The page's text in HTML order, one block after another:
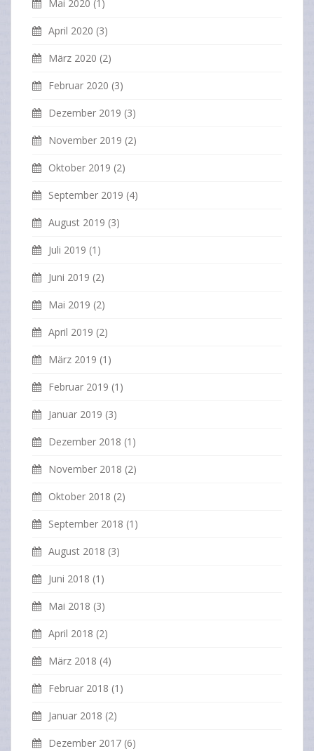
Mai 2020 (1)
April 2020 (3)
März 2020 (2)
Februar 2020 (3)
Dezember 2019 (3)
November 2019 (2)
Oktober 2019 (2)
September 2019 (4)
August 2019 (3)
Juli 2019 (1)
Juni 2019 (2)
Mai 2019 (2)
April 2019 (2)
März 2019 (1)
Februar 2019 (1)
Januar 2019 (3)
Dezember 2018 (1)
November 2018 (2)
Oktober 2018 (2)
September 2018 (1)
August 2018 (3)
Juni 2018 (1)
Mai 2018 (3)
April 2018 (2)
März 2018 (4)
Februar 2018 (1)
Januar 2018 (2)
Dezember 2017 (6)